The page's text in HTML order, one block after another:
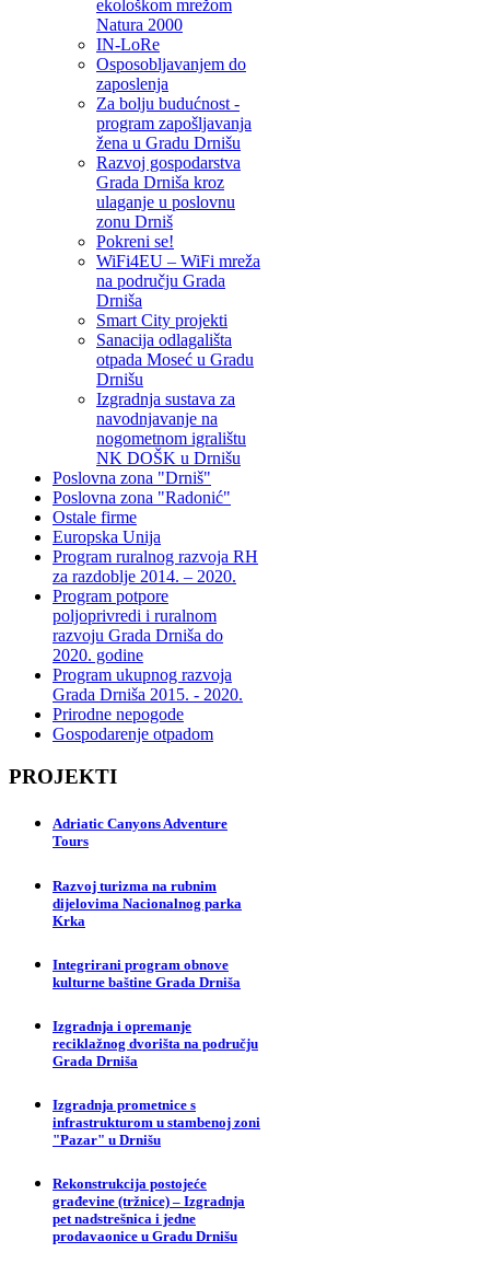
ekološkom mrežom
Natura 2000
IN-LoRe
Osposobljavanjem do
zaposlenja
Za bolju budućnost -
program zapošljavanja
žena u Gradu Drnišu
Razvoj gospodarstva
Grada Drniša kroz
ulaganje u poslovnu
zonu Drniš
Pokreni se!
WiFi4EU – WiFi mreža
na području Grada
Drniša
Smart City projekti
Sanacija odlagališta
otpada Moseć u Gradu
Drnišu
Izgradnja sustava za
navodnjavanje na
nogometnom igralištu
NK DOŠK u Drnišu
Poslovna zona "Drniš"
Poslovna zona "Radonić"
Ostale firme
Europska Unija
Program ruralnog razvoja RH
za razdoblje 2014. – 2020.
Program potpore
poljoprivredi i ruralnom
razvoju Grada Drniša do
2020. godine
Program ukupnog razvoja
Grada Drniša 2015. - 2020.
Prirodne nepogode
Gospodarenje otpadom
PROJEKTI
Adriatic Canyons Adventure
Tours
Razvoj turizma na rubnim
dijelovima Nacionalnog parka
Krka
Integrirani program obnove
kulturne baštine Grada Drniša
Izgradnja i opremanje
reciklažnog dvorišta na području
Grada Drniša
Izgradnja prometnice s
infrastrukturom u stambenoj zoni
"Pazar" u Drnišu
Rekonstrukcija postojeće
građevine (tržnice) – Izgradnja
pet nadstrešnica i jedne
prodavaonice u Gradu Drnišu